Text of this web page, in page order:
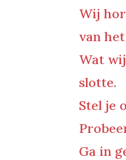
Wij
van
Wat
slotte.
Stel je
Ga in